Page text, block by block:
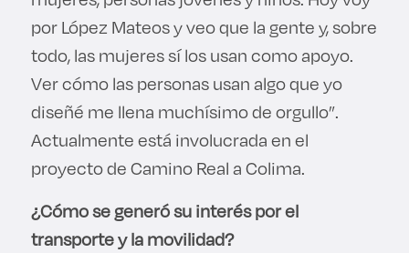
por López Mateos y veo que la gente y, sobre
todo, las mujeres sí los usan como apoyo.
Ver cómo las personas usan algo que yo
diseñé me llena muchísimo de orgullo”.
Actualmente está involucrada en el
proyecto de Camino Real a Colima.
¿Cómo se generó su interés por el
transporte y la movilidad?